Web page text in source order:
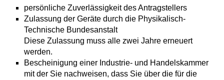
persönliche Zuverlässigkeit des Antragstellers
Zulassung der Geräte durch die Physikalisch-
Technische Bundesanstalt
Diese Zulassung muss alle zwei Jahre erneuert
werden.
Bescheinigung einer Industrie- und Handelskammer
mit der Sie nachweisen, dass Sie über die für die